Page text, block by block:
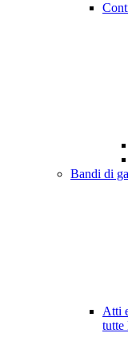
Bandi di
Atti
tutte